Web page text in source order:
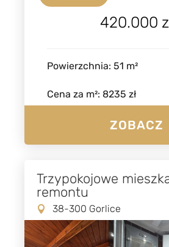
420.000
Powierzchnia:51 m²
Cena za m²: 8235 zł
ZOBACZ
Trzypokojowe
remontu
38-300 Gorlice